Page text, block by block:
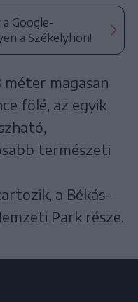
Google-
a Székelyhon!
méter magasan
fölé, az egyik
természeti
a Békás-
Park része.